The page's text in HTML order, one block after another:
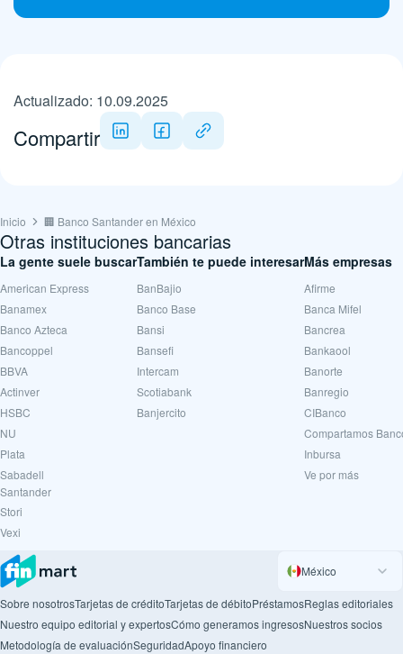
Actualizado: 10.09.2025
Compartir
Inicio 🏢 Banco Santander en México
Otras instituciones bancarias
La gente suele buscar
American Express
Banamex
Banco Azteca
Bancoppel
BBVA
Actinver
HSBC
NU
Plata
Sabadell
Santander
Stori
Vexi
También te puede interesar
BanBajio
Banco Base
Bansi
Bansefi
Intercam
Scotiabank
Banjercito
Más empresas
Afirme
Banca Mifel
Bancrea
Bankaool
Banorte
Banregio
CIBanco
Compartamos
Inbursa
Ve por más
México
Sobre nosotrosTarjetas de créditoTarjetas de débitoPréstamosReglas editoriales
Nuestro equipo editorial y expertosCómo generamos ingresosNuestros socios
Metodología de evaluaciónSeguridadApoyo financiero